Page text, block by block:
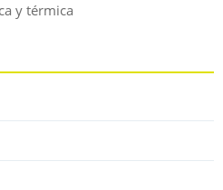
y térmica